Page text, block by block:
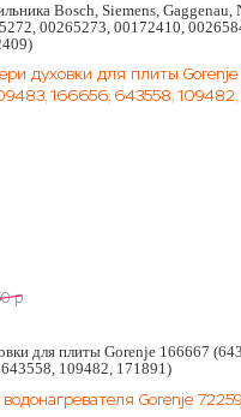
Bosch, Siemens, Gaggenau,
00265273, 00172410,
p
для плиты Gorenje 166667
109482, 171891)